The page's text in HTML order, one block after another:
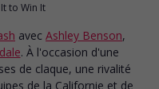
to Win It
avec Ashley Benson,
. À l'occasion d'une
de claque, une rivalité
de la Californie et de